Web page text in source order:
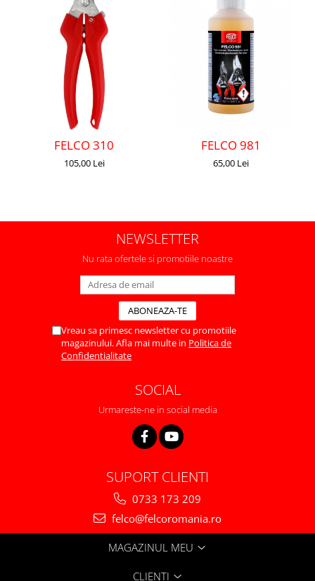
FELCO 310
105,00 Lei
FELCO 981
65,00 Lei
NEWSLETTER
Nu rata ofertele si promotiile noastre
Vreau sa primesc newsletter cu promotiile
magazinului. Afla mai multe in Politica de
Confidentialitate
SOCIAL
Urmareste-ne in social media
SUPORT CLIENTI
0733 173 209
felco@felcoromania.ro
MAGAZINUL MEU
CLIENTI